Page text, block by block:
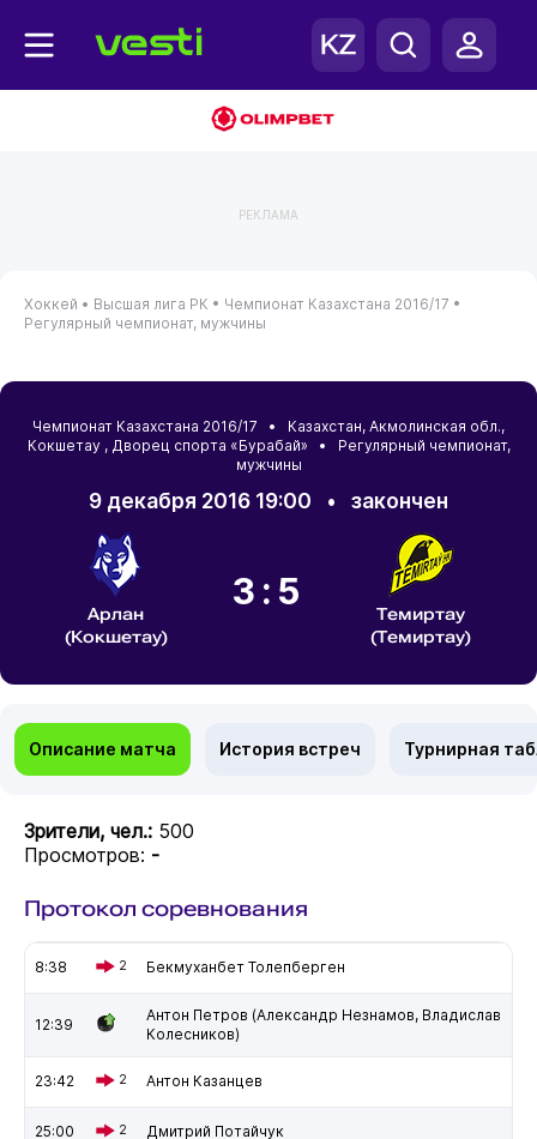
РЕКЛАМА
Хоккей • Высшая лига РК • Чемпионат Казахстана 2016/17 •
Регулярный чемпионат, мужчины
Чемпионат Казахстана 2016/17 • Казахстан, Акмолинская обл.,
Кокшетау, Дворец спорта «Бурабай» • Регулярный чемпионат,
мужчины
9 декабря 2016 19:00 • закончен
Арлан
(Кокшетау)
3:5
Темиртау
(Темиртау)
Описание матча История встреч Турнирная
Зрители, чел.: 500
Просмотров: -
Протокол соревнования
8:38 2 Бекмуханбет Толепберген
12:39
Антон Петров (Александр Незнамов, Владислав
Колесников)
23:42 2 Антон Казанцев
25:00 2 Дмитрий Потайчук